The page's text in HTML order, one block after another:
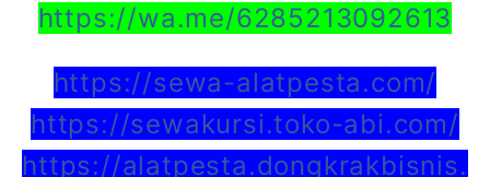
https://wa.me/6285213092613
https://sewa-alatpesta.com/
https://sewakursi.toko-abi.com/
https://alatpesta.dongkrakbisnis.